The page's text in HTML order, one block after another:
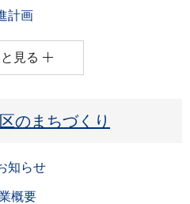
計画
見る
のまちづくり
知らせ
概要